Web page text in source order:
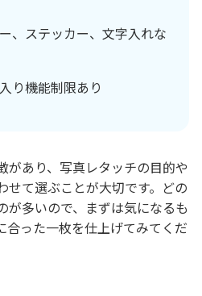
、ステッカー、文字入れな
り機能制限あり
があり、写真レタッチの目的や
せて選ぶことが大切です。どの
が多いので、まずは気になるも
合った一枚を仕上げてみてくだ